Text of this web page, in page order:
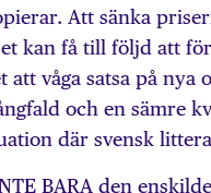
Att sänka
kan få till följd att
att våga satsa på
och en sämre
där svensk
BARA den